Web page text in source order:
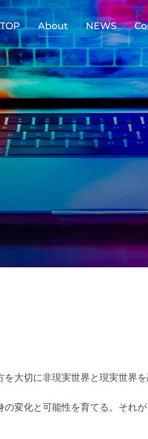
TOP About NEWS
大切に非現実世界と現実世界
変化と可能性を育てる。それが